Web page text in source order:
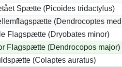
Spætte (Picoides tridactylus)
(Dendrocoptes
Flagspætte (Dryobates minor)
Flagspætte (Dendrocopos major)
(Colaptes auratus)